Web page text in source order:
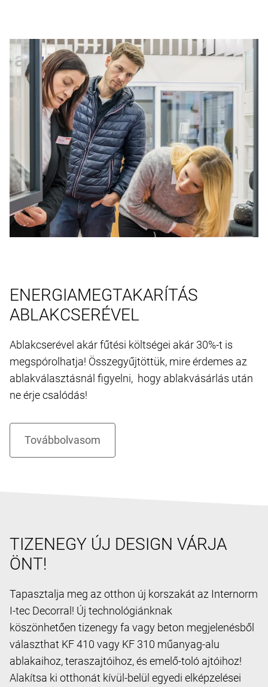
ENERGIAMEGTAKARÍTÁS
ABLAKCSERÉVEL
Ablakcserével akár fűtési költségei akár 30%-t is
megspórolhatja! Összegyűjtöttük, mire érdemes az
ablakválasztásnál figyelni, hogy ablakvásárlás után
ne érje csalódás!
TIZENEGY ÚJ DESIGN VÁRJA
ÖNT!
Tapasztalja meg az otthon új korszakát az Internorm
I-tec Decorral! Új technológiánknak
köszönhetően tizenegy fa vagy beton megjelenésből
választhat KF 410 vagy KF 310 műanyag-alu
ablakaihoz, teraszajtóihoz, és emelő-toló ajtóihoz!
Alakítsa ki otthonát kívül-belül egyedi elképzelései